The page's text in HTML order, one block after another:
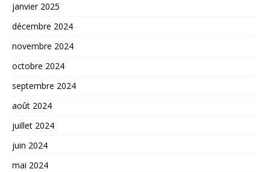
janvier 2025
décembre 2024
novembre 2024
octobre 2024
septembre 2024
août 2024
juillet 2024
juin 2024
mai 2024